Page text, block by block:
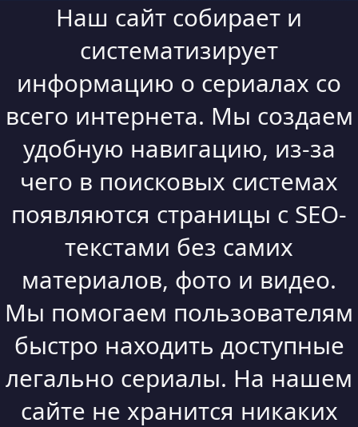
Наш сайт собирает и
систематизирует
информацию о сериалах со
всего интернета. Мы создаем
удобную навигацию, из-за
чего в поисковых системах
появляются страницы с SEO-
текстами без самих
материалов, фото и видео.
Мы помогаем пользователям
быстро находить доступные
легально сериалы. На нашем
сайте не хранится никаких